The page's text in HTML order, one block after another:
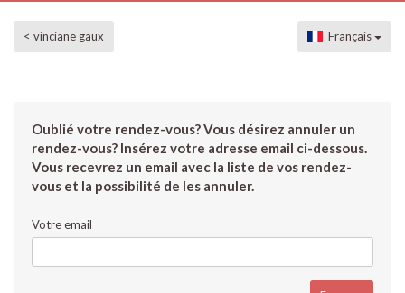
< vinciane gaux Français
Oublié votre rendez-vous? Vous désirez annuler un
rendez-vous? Insérez votre adresse email ci-dessous.
Vous recevrez un email avec la liste de vos rendez-
vous et la possibilité de les annuler.
Votre email